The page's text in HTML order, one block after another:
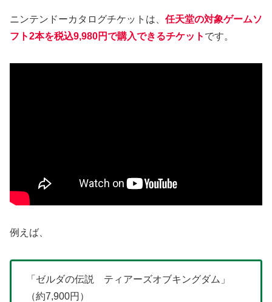
ニンテンドーカタログチケットは、 任天堂の対象ゲームソ
フト2本を税込9,980円で購入できるチケット です。
例えば、
「ゼルダの伝説 ティアーズオブキングダム」
（約7,900円）